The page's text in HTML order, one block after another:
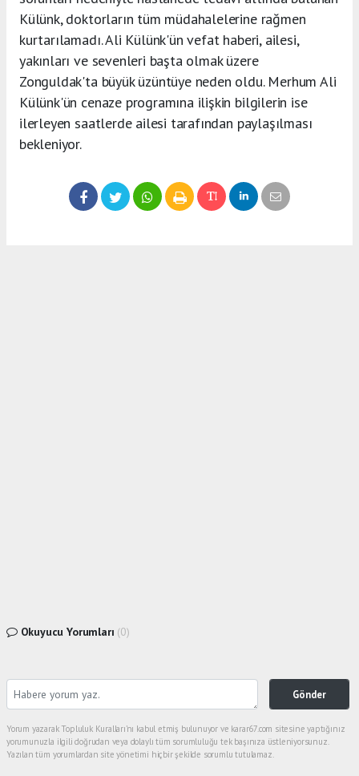
Külünk, doktorların tüm müdahalelerine rağmen
kurtarılamadı. Ali Külünk'ün vefat haberi, ailesi,
yakınları ve sevenleri başta olmak üzere
Zonguldak'ta büyük üzüntüye neden oldu. Merhum Ali
Külünk'ün cenaze programına ilişkin bilgilerin ise
ilerleyen saatlerde ailesi tarafından paylaşılması
bekleniyor.
Okuyucu Yorumları (0)
Gönder
Yorum yazarak Topluluk Kuralları’nı kabul etmiş bulunuyor ve karar67.com sitesine yaptığınız
yorumunuzla ilgili doğrudan veya dolaylı tüm sorumluluğu tek başınıza üstleniyorsunuz.
Yazılan tüm yorumlardan site yönetimi hiçbir şekilde sorumlu tutulamaz.